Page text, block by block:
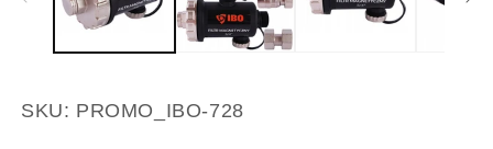
SKU: PROMO_IBO-728